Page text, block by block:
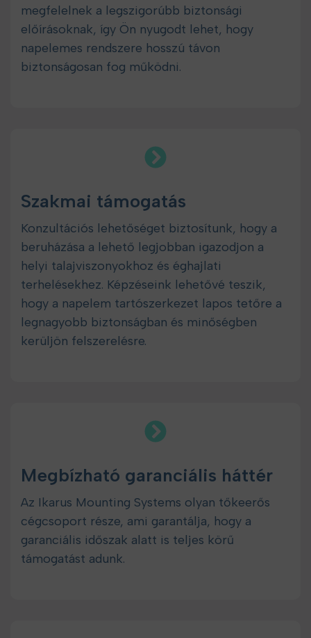
megfelelnek a legszigorúbb biztonsági
előírásoknak, így Ön nyugodt lehet, hogy
napelemes rendszere hosszú távon
biztonságosan fog működni.
Szakmai támogatás
Konzultációs lehetőséget biztosítunk, hogy a
beruházása a lehető legjobban igazodjon a
helyi talajviszonyokhoz és éghajlati
terhelésekhez. Képzéseink lehetővé teszik,
hogy a napelem tartószerkezet lapos tetőre a
legnagyobb biztonságban és minőségben
kerüljön felszerelésre.
Megbízható garanciális háttér
Az Ikarus Mounting Systems olyan tőkeerős
cégcsoport része, ami garantálja, hogy a
garanciális időszak alatt is teljes körű
támogatást adunk.